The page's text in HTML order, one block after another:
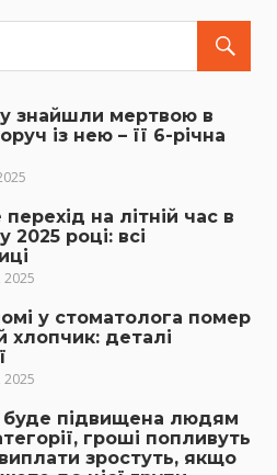
знайшли мертвою в
із нею – її 6-річна
на літній час в
2025 році: всі
2025
у стоматолога помер
хлопчик: деталі
2025
буде підвищена людям
гроші попливуть
зростуть, якщо